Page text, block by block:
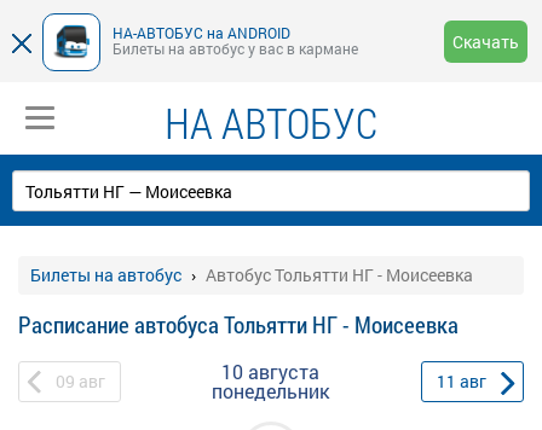
НА-АВТОБУС на ANDROID
Билеты на автобус у вас в кармане
Скачать
НА АВТОБУС
Билеты на автобус Автобус Тольятти НГ - Моисеевка
Расписание автобуса Тольятти НГ - Моисеевка
09 авг 10 августа
понедельник 11 авг